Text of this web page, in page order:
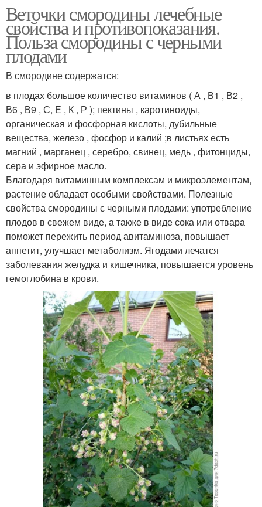
Веточки смородины лечебные
свойства и противопоказания.
Польза смородины с черными
плодами
В смородине содержатся:
в плодах большое количество витаминов ( А , В1 , В2 ,
В6 , В9 , С, Е , К , Р ); пектины , каротиноиды,
органическая и фосфорная кислоты, дубильные
вещества, железо , фосфор и калий ;в листьях есть
магний , марганец , серебро, свинец, медь , фитонциды,
сера и эфирное масло.
Благодаря витаминным комплексам и микроэлементам,
растение обладает особыми свойствами. Полезные
свойства смородины с черными плодами: употребление
плодов в свежем виде, а также в виде сока или отвара
поможет пережить период авитаминоза, повышает
аппетит, улучшает метаболизм. Ягодами лечатся
заболевания желудка и кишечника, повышается уровень
гемоглобина в крови.